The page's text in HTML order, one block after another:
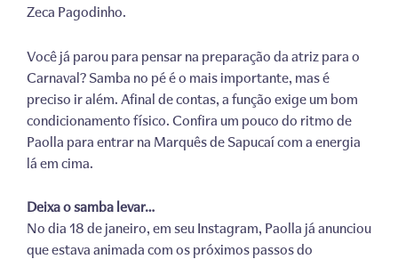
Zeca Pagodinho.
Você já parou para pensar na preparação da atriz para o
Carnaval? Samba no pé é o mais importante, mas é
preciso ir além. Afinal de contas, a função exige um bom
condicionamento físico. Confira um pouco do ritmo de
Paolla para entrar na Marquês de Sapucaí com a energia
lá em cima.
Deixa o samba levar…
No dia 18 de janeiro, em seu Instagram, Paolla já anunciou
que estava animada com os próximos passos do